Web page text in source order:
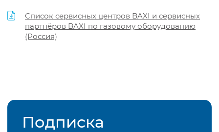
Список сервисных центров BAXI и сервисных
партнёров BAXI по газовому оборудованию
(Россия)
Подписка